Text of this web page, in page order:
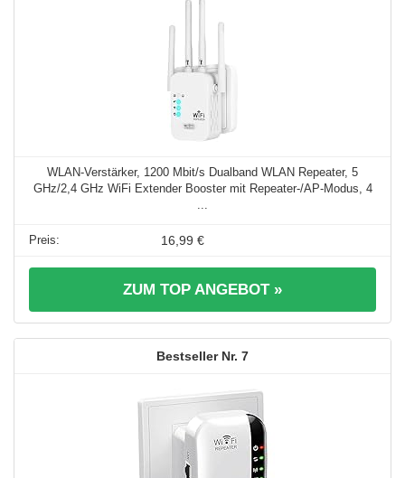
WLAN-Verstärker, 1200 Mbit/s Dualband WLAN Repeater, 5
GHz/2,4 GHz WiFi Extender Booster mit Repeater-/AP-Modus, 4
...
16,99 €
ZUM TOP ANGEBOT »
7